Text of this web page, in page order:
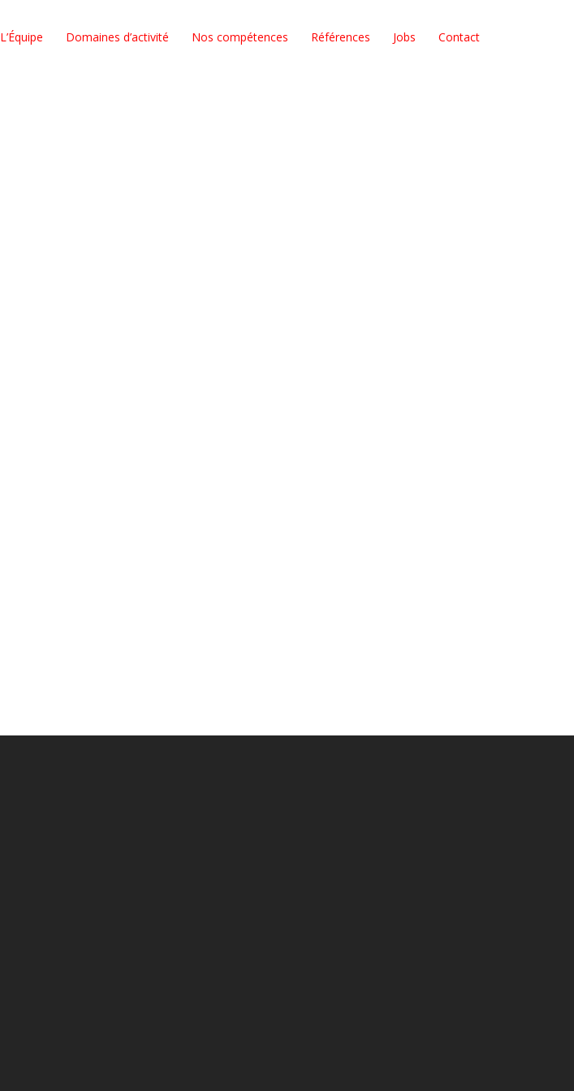
L’Équipe Domaines d’activité Nos compétences Références Jobs Contact